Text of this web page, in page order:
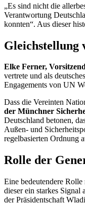
„Es sind nicht die
Verantwortung
konnten“. Aus dieser
Gleichstellung
Elke Ferner,
vertrete und als
Engagements von UN
Dass die Vereinten
der Münchner
Deutschland betonen,
Außen- und
regelbasierten Ordnung
Rolle der
Eine bedeutendere
dieser ein starkes Signal
der Präsidentschaft